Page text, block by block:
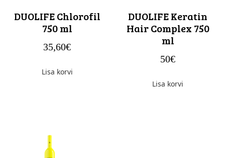
DUOLIFE Chlorofil
750 ml
€
35,60
Lisa korvi
DUOLIFE Keratin
Hair Complex 750
ml
€
50
Lisa korvi